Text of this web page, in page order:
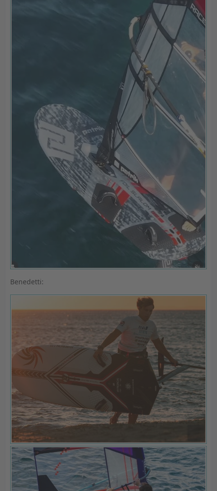
Benedetti: